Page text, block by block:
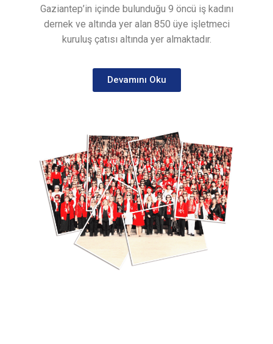
Gaziantep’in içinde bulunduğu 9 öncü iş kadını
dernek ve altında yer alan 850 üye işletmeci
kuruluş çatısı altında yer almaktadır.
Devamını Oku